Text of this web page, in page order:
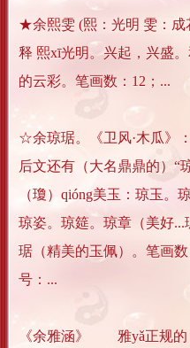
★余熙雯 (熙：光明 雯：
释 熙xī光明。兴起，兴盛
的云彩。笔画数：12；...
☆余琼琚。《卫风·木瓜》
后文还有（大名鼎鼎的
（瓊）qióng美玉：琼玉。
琼姿。琼筵。琼章（美好
琚（精美的玉佩）。笔画
号：...
《余雅涵》 雅yǎ正规的